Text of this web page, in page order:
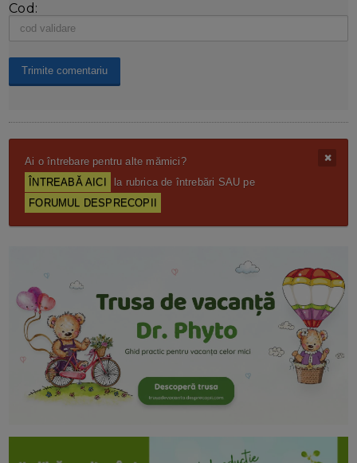
Cod:
Ai o întrebare pentru alte mămici?
ÎNTREABĂ AICI
la rubrica de întrebări SAU pe
FORUMUL DESPRECOPII